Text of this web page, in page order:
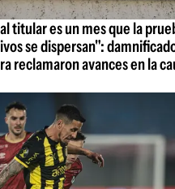
titular es un mes que la
se dispersan":
reclamaron avances en la